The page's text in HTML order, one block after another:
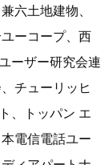
六土地建物、
ーコープ、西
ーザー研究会連
チューリッヒ
、トッパン エ
電信電話ユー